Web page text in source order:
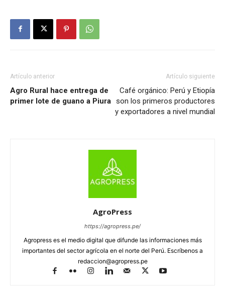
Artículo anterior
Agro Rural hace entrega de
primer lote de guano a Piura
Artículo siguiente
Café orgánico: Perú y Etiopía
son los primeros productores
y exportadores a nivel mundial
AgroPress
https://agropress.pe/
Agropress es el medio digital que difunde las informaciones más
importantes del sector agrícola en el norte del Perú. Escríbenos a
redaccion@agropress.pe